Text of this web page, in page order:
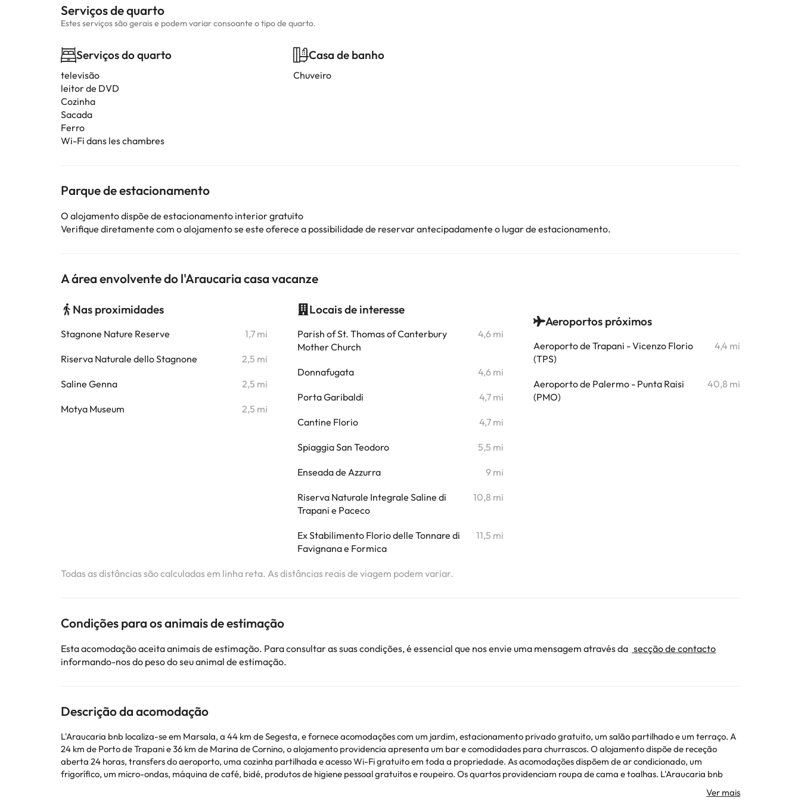
Serviços de quarto
Estes serviços são gerais e podem variar consoante o tipo de quarto.
Serviços do quarto
televisão
leitor de DVD
Cozinha
Sacada
Ferro
Wi-Fi dans les chambres
Casa de banho
Chuveiro
Parque de estacionamento
O alojamento dispõe de estacionamento interior gratuito
Verifique diretamente com o alojamento se este oferece a possibilidade de reservar antecipadamente o lugar de estacionamento.
A área envolvente do l'Araucaria casa vacanze
Nas proximidades
Stagnone Nature Reserve 1,7 mi
Riserva Naturale dello Stagnone 2,5 mi
Saline Genna 2,5 mi
Motya Museum 2,5 mi
Locais de interesse
Parish of St. Thomas of Canterbury
Mother Church
4,6 mi
Donnafugata 4,6 mi
Porta Garibaldi 4,7 mi
Cantine Florio 4,7 mi
Spiaggia San Teodoro 5,5 mi
Enseada de Azzurra 9 mi
Riserva Naturale Integrale Saline di
Trapani e Paceco
10,8 mi
Ex Stabilimento Florio delle Tonnare di
Favignana e Formica
11,5 mi
Aeroportos próximos
Aeroporto de Trapani - Vicenzo Florio
(TPS)
4,4 mi
Aeroporto de Palermo - Punta Raisi
(PMO)
40,8 mi
Todas as distâncias são calculadas em linha reta. As distâncias reais de viagem podem variar.
Condições para os animais de estimação
Esta acomodação aceita animais de estimação. Para consultar as suas condições, é essencial que nos envie uma mensagem através da secção de contacto
informando-nos do peso do seu animal de estimação.
Descrição da acomodação
L'Araucaria bnb localiza-se em Marsala, a 44 km de Segesta, e fornece acomodações com um jardim, estacionamento privado gratuito, um salão partilhado e um terraço. A
24 km de Porto de Trapani e 36 km de Marina de Cornino, o alojamento providencia apresenta um bar e comodidades para churrascos. O alojamento dispõe de receção
aberta 24 horas, transfers do aeroporto, uma cozinha partilhada e acesso Wi-Fi gratuito em toda a propriedade. As acomodações dispõem de ar condicionado, um
frigorífico, um micro-ondas, máquina de café, bidé, produtos de higiene pessoal gratuitos e roupeiro. Os quartos providenciam roupa de cama e toalhas. L'Araucaria bnb